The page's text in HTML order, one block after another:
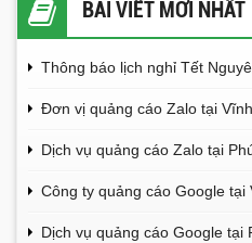
BÀI VIẾT MỚI NHẤT
Thông báo lịch nghỉ Tết
Đơn vị quảng cáo Zalo tại
Dịch vụ quảng cáo Zalo tại
Công ty quảng cáo Google
Dịch vụ quảng cáo Google tại